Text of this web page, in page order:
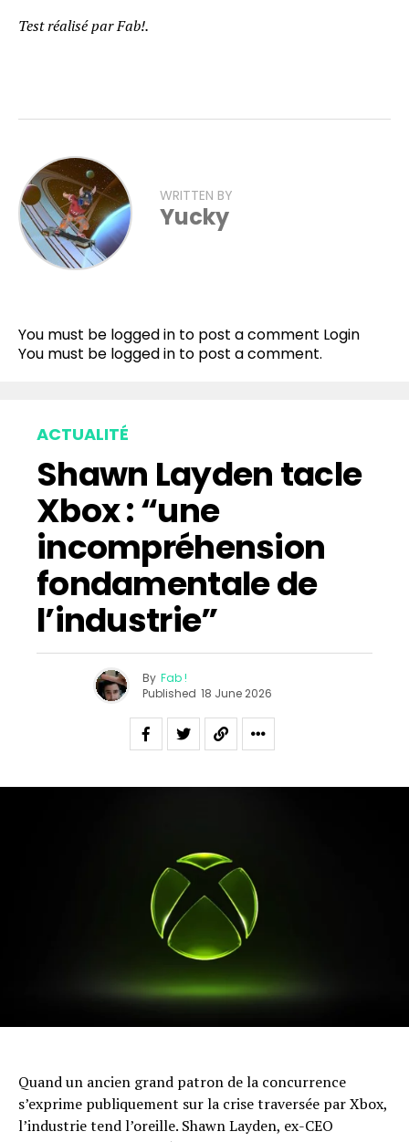
Test réalisé par Fab!.
WRITTEN BY
Yucky
You must be logged in to post a comment Login
You must be logged in to post a comment.
ACTUALITÉ
Shawn Layden tacle
Xbox : “une
incompréhension
fondamentale de
l’industrie”
By Fab !
Published 18 June 2026
Quand un ancien grand patron de la concurrence
s’exprime publiquement sur la crise traversée par Xbox,
l’industrie tend l’oreille. Shawn Layden, ex-CEO